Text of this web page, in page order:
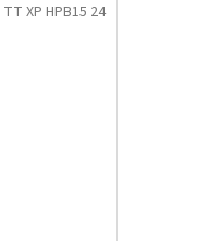
TT XP HPB15 24